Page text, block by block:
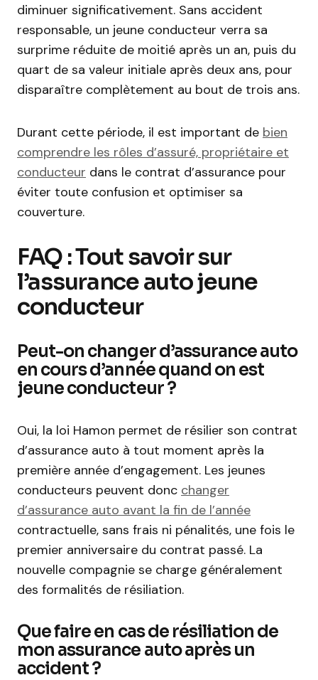
diminuer significativement. Sans accident
responsable, un jeune conducteur verra sa
surprime réduite de moitié après un an, puis du
quart de sa valeur initiale après deux ans, pour
disparaître complètement au bout de trois ans.
Durant cette période, il est important de bien
comprendre les rôles d’assuré, propriétaire et
conducteur dans le contrat d’assurance pour
éviter toute confusion et optimiser sa
couverture.
FAQ : Tout savoir sur
l’assurance auto jeune
conducteur
Peut-on changer d’assurance auto
en cours d’année quand on est
jeune conducteur ?
Oui, la loi Hamon permet de résilier son contrat
d’assurance auto à tout moment après la
première année d’engagement. Les jeunes
conducteurs peuvent donc changer
d’assurance auto avant la fin de l’année
contractuelle, sans frais ni pénalités, une fois le
premier anniversaire du contrat passé. La
nouvelle compagnie se charge généralement
des formalités de résiliation.
Que faire en cas de résiliation de
mon assurance auto après un
accident ?